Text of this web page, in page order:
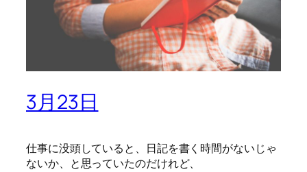
3月23日
仕事に没頭していると、日記を書く時間がないじゃ
ないか、と思っていたのだけれど、